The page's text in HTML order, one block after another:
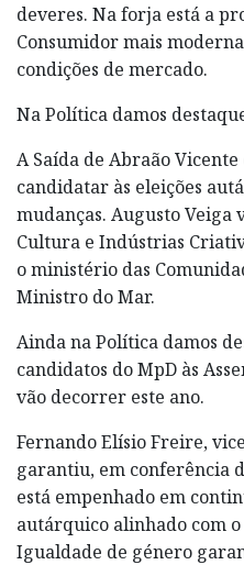
deveres. Na forja está a
Consumidor mais
condições de mercado.
Na Política damos
A Saída de Abraão
candidatar às eleições
mudanças. Augusto Veiga
Cultura e Indústrias
o ministério das
Ministro do Mar.
Ainda na Política damos
candidatos do MpD às
vão decorrer este ano.
Fernando Elísio Freire,
garantiu, em conferência
está empenhado em
autárquico alinhado com
Igualdade de género